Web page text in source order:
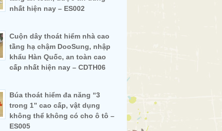
nhất hiện nay – ES002
Cuộn dây thoát hiểm nhà cao
tầng hạ chậm DooSung, nhập
khẩu Hàn Quốc, an toàn cao
cấp nhất hiện nay – CDTH06
Búa thoát hiểm đa năng “3
trong 1” cao cấp, vật dụng
không thể không có cho ô tô –
ES005